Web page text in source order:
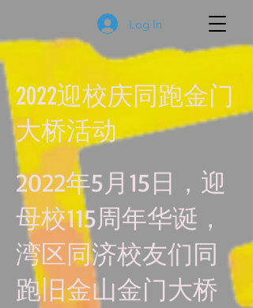
Log In
2022迎校庆同跑金门
大桥活动
2022年5月15日，迎
母校115周年华诞，
湾区同济校友们同
跑旧金山金门大桥